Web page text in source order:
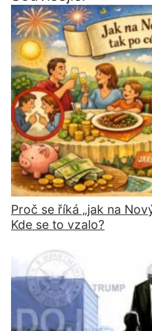
Proč se říká „jak na
Kde se to vzalo?